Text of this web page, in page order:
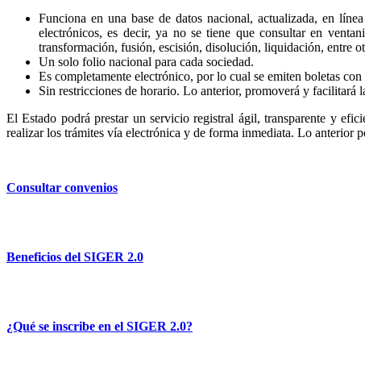
Funciona en una base de datos nacional, actualizada, en
electrónicos, es decir, ya no se tiene que consultar en
transformación, fusión, escisión, disolución, liquidación, entre
Un solo folio nacional para cada sociedad.
Es completamente electrónico, por lo cual se emiten boletas
Sin restricciones de horario. Lo anterior, promoverá y facilitará
El Estado podrá prestar un servicio registral ágil, transparente y
realizar los trámites vía electrónica y de forma inmediata. Lo anterior
Consultar convenios
Beneficios del SIGER 2.0
¿Qué se inscribe en el SIGER 2.0?